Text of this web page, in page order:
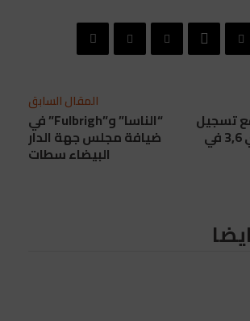
المقال السابق
“الناسا” و”Fulbrigh” في
ضيافة مجلس جهة الدار
البيضاء سطات
تسجيل
نسبة نمو تساوي 3,6 في